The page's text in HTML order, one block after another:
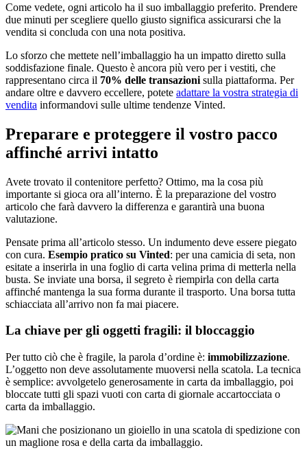
Come vedete, ogni articolo ha il suo imballaggio preferito. Prendere
due minuti per scegliere quello giusto significa assicurarsi che la
vendita si concluda con una nota positiva.
Lo sforzo che mettete nell’imballaggio ha un impatto diretto sulla
soddisfazione finale. Questo è ancora più vero per i vestiti, che
rappresentano circa il 70% delle transazioni sulla piattaforma. Per
andare oltre e davvero eccellere, potete adattare la vostra strategia di
vendita informandovi sulle ultime tendenze Vinted.
Preparare e proteggere il vostro pacco
affinché arrivi intatto
Avete trovato il contenitore perfetto? Ottimo, ma la cosa più
importante si gioca ora all’interno. È la preparazione del vostro
articolo che farà davvero la differenza e garantirà una buona
valutazione.
Pensate prima all’articolo stesso. Un indumento deve essere piegato
con cura. Esempio pratico su Vinted: per una camicia di seta, non
esitate a inserirla in una foglio di carta velina prima di metterla nella
busta. Se inviate una borsa, il segreto è riempirla con della carta
affinché mantenga la sua forma durante il trasporto. Una borsa tutta
schiacciata all’arrivo non fa mai piacere.
La chiave per gli oggetti fragili: il bloccaggio
Per tutto ciò che è fragile, la parola d’ordine è: immobilizzazione.
L’oggetto non deve assolutamente muoversi nella scatola. La tecnica
è semplice: avvolgetelo generosamente in carta da imballaggio, poi
bloccate tutti gli spazi vuoti con carta di giornale accartocciata o
carta da imballaggio.